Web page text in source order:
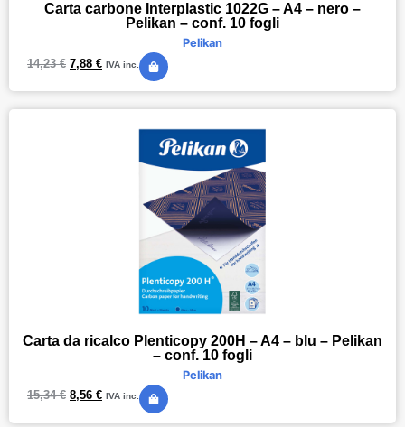
Carta carbone Interplastic 1022G – A4 – nero –
Pelikan – conf. 10 fogli
Pelikan
14,23€ 7,88 € IVA inc.
Carta da ricalco Plenticopy 200H – A4 – blu – Pelikan
– conf. 10 fogli
Pelikan
15,34€ 8,56 € IVA inc.